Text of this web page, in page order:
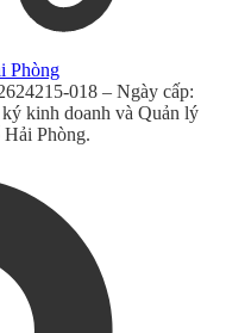
Phòng
018 – Ngày cấp:
kinh doanh và Quản lý
Phòng.